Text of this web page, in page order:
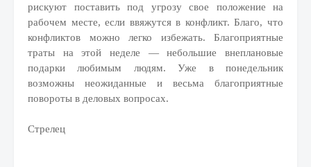
рискуют поставить под угрозу свое положение на
рабочем месте, если ввяжутся в конфликт. Благо, что
конфликтов можно легко избежать. Благоприятные
траты на этой неделе — небольшие внеплановые
подарки любимым людям. Уже в понедельник
возможны неожиданные и весьма благоприятные
повороты в деловых вопросах.
Стрелец